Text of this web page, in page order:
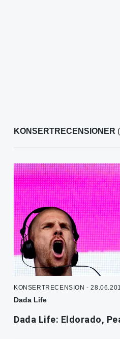
KONSERTRECENSIONER
KONSERTRECENSION -
Dada Life
Dada Life: Eldorado,